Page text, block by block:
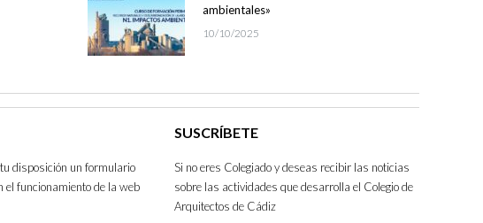
ambientales»
10/10/2025
disposición un formulario
el funcionamiento de la web
SUSCRÍBETE
Si no eres Colegiado y deseas recibir las noticias
sobre las actividades que desarrolla el Colegio de
Arquitectos de Cádiz